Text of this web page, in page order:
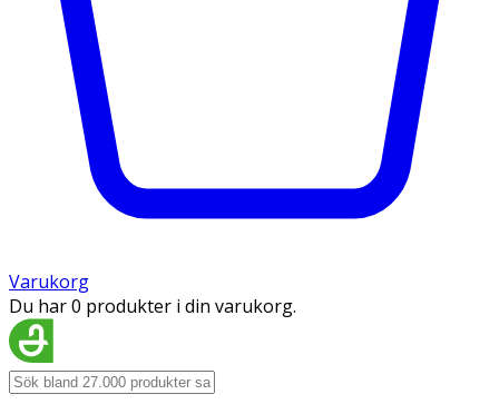
Varukorg
Du har 0 produkter i din varukorg.